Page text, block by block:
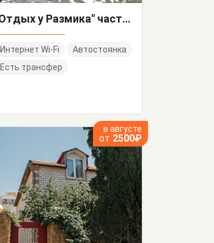
"Отдых у Размика" частный сектор
Интернет Wi-Fi
Автостоянка
Есть трансфер
в августе
от 2500₽